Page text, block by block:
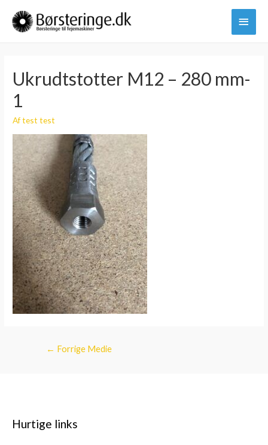
Ukrudtstotter M12 – 280 mm-
1
Aftest test
Indlægsnavigation
← Forrige Medie
Hurtige links